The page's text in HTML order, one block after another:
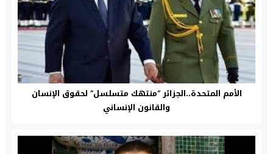
الأمم المتحدة..الجزائر “منتهك متسلسل” لحقوق الإنسان
والقانون الإنساني